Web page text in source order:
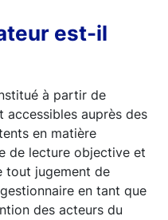
est-il
à partir de
accessibles auprès des
en matière
de lecture objective et
tout jugement de
en tant que
des acteurs du